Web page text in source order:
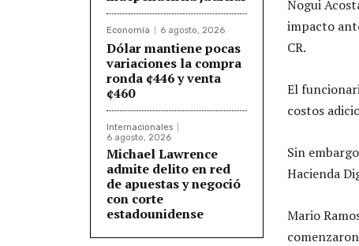
Economía 6 agosto, 2026
Dólar mantiene pocas
variaciones la compra
ronda ¢446 y venta
¢460
Internacionales
6 agosto, 2026
Michael Lawrence
admite delito en red
de apuestas y negoció
con corte
estadounidense
Nogui
impacto
CR.
El
costos
Sin
Hacienda
Mario